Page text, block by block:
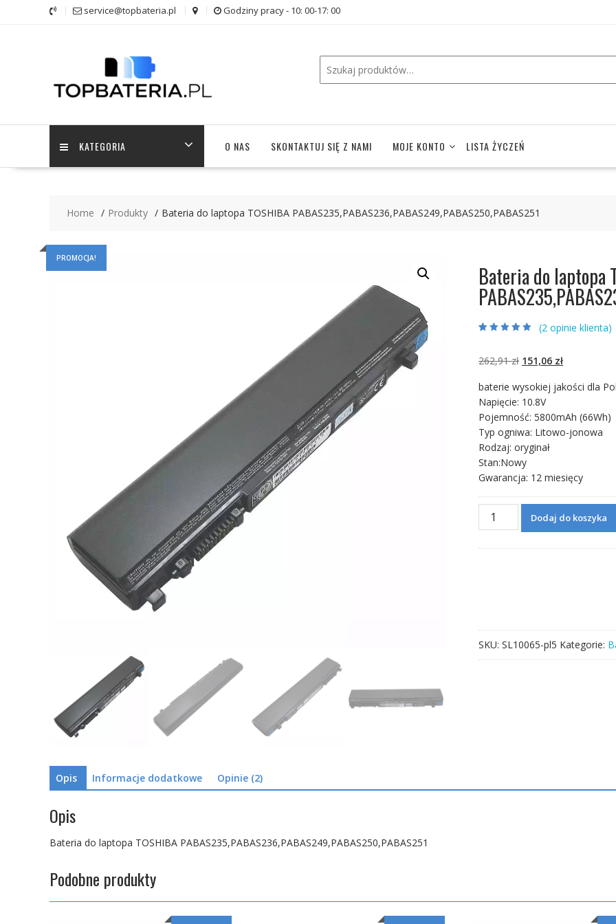
service@topbateria.pl Godziny pracy - 10: 00-17: 00
KATEGORIA O NAS SKONTAKTUJ SIĘ Z NAMI MOJE KONTO LISTA ŻYCZEŃ
Home Produkty Bateria do laptopa TOSHIBA PABAS235,PABAS236,PABAS249,PABAS250,PABAS251
PROMOCJA!
Bateria do laptopa
ocen klientów
(2 opinie klienta)
262,91zł Pierwotna
wynosiła:
262,91 zł.
151,06 złAktualna
wynosi:
baterie wysokiej jakości dla
Napięcie: 10.8V
Pojemność: 5800mAh (66Wh)
Typ ogniwa: Litowo-jonowa
Rodzaj: oryginał
Stan:Nowy
Gwarancja: 12 miesięcy
ilość
Bateria
Dodaj do koszyka
SKU: SL10065-pl5 Kategorie:
Opis Informacje dodatkowe Opinie (2)
Opis
Bateria do laptopa TOSHIBA PABAS235,PABAS236,PABAS249,PABAS250,PABAS251
Podobne produkty